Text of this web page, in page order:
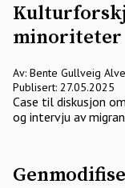
minoriteter
Av: Bente Gullveig
Publisert: 27.05.2025
Case til diskusjon
og intervju av